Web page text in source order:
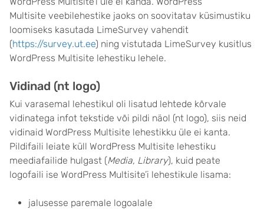
Multisite veebilehestike jaoks on soovitatav küsimustiku
loomiseks kasutada LimeSurvey vahendit
(https://survey.ut.ee) ning vistutada LimeSurvey kusitlus
WordPress Multisite lehestiku lehele.
Vidinad (nt logo)
Kui varasemal lehestikul oli lisatud lehtede kõrvale
vidinatega infot tekstide või pildi näol (nt logo), siis neid
vidinaid WordPress Multisite lehestikku üle ei kanta.
Pildifaili leiate küll WordPress Multisite lehestiku
meediafailide hulgast (Media, Library), kuid peate
logofaili ise WordPress Multisite’i lehestikule lisama:
jalusesse paremale logoalale